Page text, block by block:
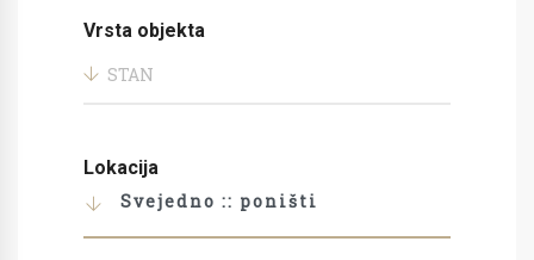
Vrsta objekta
STAN
Lokacija
Svejedno :: poništi